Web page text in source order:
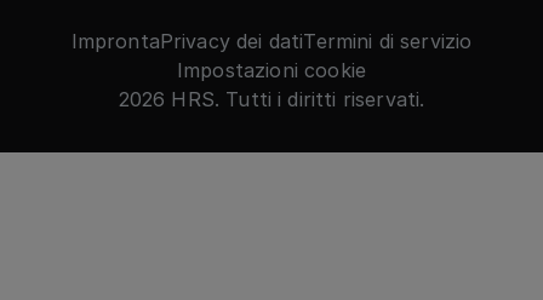
2026 HRS. Tutti i diritti riservati.
ImprontaPrivacy dei datiTermini di servizio
Impostazioni cookie